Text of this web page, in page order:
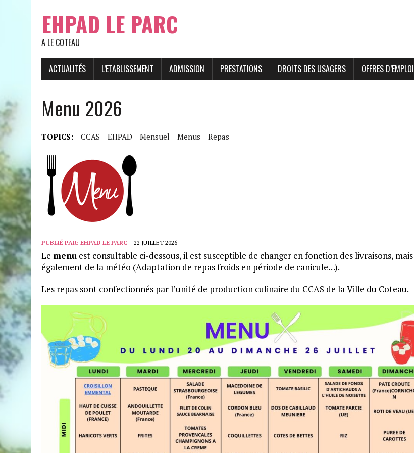
EHPAD LE PARC
A LE COTEAU
ACTUALITÉS L’ETABLISSEMENT ADMISSION PRESTATIONS DROITS DES USAGERS OFFRES D’EMPLOI
Menu 2026
TOPICS: CCAS EHPAD Mensuel Menus Repas
PUBLIÉ PAR: EHPAD LE PARC 22 JUILLET 2026
Le menu est consultable ci-dessous, il est susceptible de changer en fonction des livraisons, mais
également de la météo (Adaptation de repas froids en période de canicule…).
Les repas sont confectionnés par l’unité de production culinaire du CCAS de la Ville du Coteau.